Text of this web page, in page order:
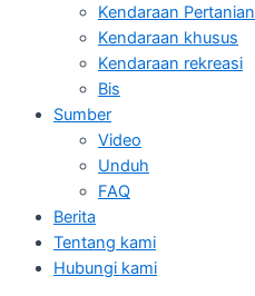
Kendaraan Pertanian
Kendaraan khusus
Kendaraan rekreasi
Bis
Sumber
Video
Unduh
FAQ
Berita
Tentang kami
Hubungi kami